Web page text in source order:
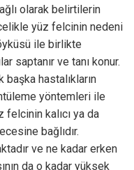
olarak belirtilerin
yüz felcinin nedeni
ile birlikte
saptanır ve tanı konur.
hastalıkların
yöntemleri ile
felcinin kalıcı ya da
bağlıdır.
ve ne kadar erken
da o kadar yüksek